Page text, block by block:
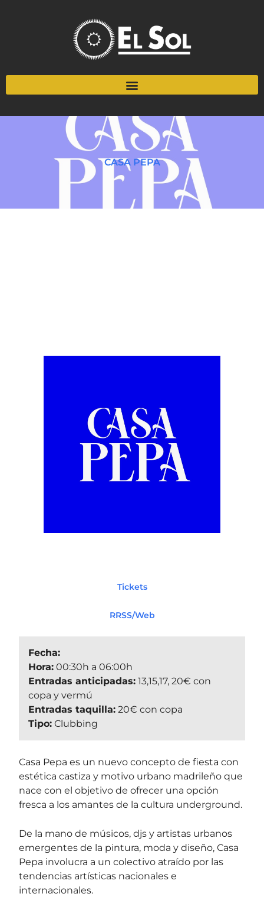
CASA PEPA
Tickets
RRSS/Web
Fecha:
Hora: 00:30h a 06:00h
Entradas anticipadas: 13,15,17, 20€ con
copa y vermú
Entradas taquilla: 20€ con copa
Tipo: Clubbing
Casa Pepa es un nuevo concepto de fiesta con
estética castiza y motivo urbano madrileño que
nace con el objetivo de ofrecer una opción
fresca a los amantes de la cultura underground.
De la mano de músicos, djs y artistas urbanos
emergentes de la pintura, moda y diseño, Casa
Pepa involucra a un colectivo atraído por las
tendencias artísticas nacionales e
internacionales.